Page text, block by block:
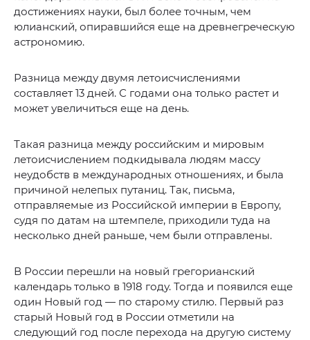
достижениях науки, был более точным, чем
юлианский, опиравшийся еще на древнегреческую
астрономию.
Разница между двумя летоисчислениями
составляет 13 дней. С годами она только растет и
может увеличиться еще на день.
Такая разница между российским и мировым
летоисчислением подкидывала людям массу
неудобств в международных отношениях, и была
причиной нелепых путаниц. Так, письма,
отправляемые из Российской империи в Европу,
судя по датам на штемпеле, приходили туда на
несколько дней раньше, чем были отправлены.
В России перешли на новый грегорианский
календарь только в 1918 году. Тогда и появился еще
один Новый год — по старому стилю. Первый раз
старый Новый год в России отметили на
следующий год после перехода на другую систему